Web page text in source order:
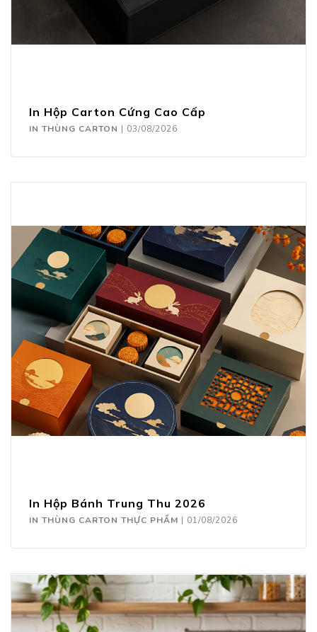
In Hộp Carton Cứng Cao Cấp
IN THÙNG CARTON | 03/08/2026
In Hộp Bánh Trung Thu 2026
IN THÙNG CARTON THỰC PHẨM | 01/08/2026